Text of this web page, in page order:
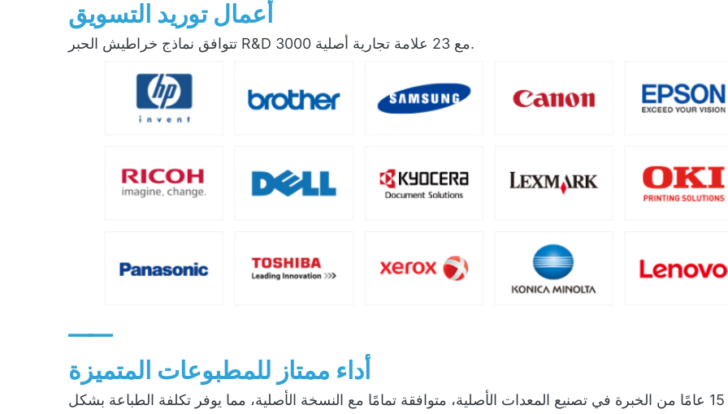
أعمال توريد التسويق
تتوافق نماذج خراطيش الحبر R&D 3000 مع 23 علامة تجارية أصلية.
——
أداء ممتاز للمطبوعات المتميزة
أكثر من 15 عامًا من الخبرة في تصنيع المعدات الأصلية، متوافقة تمامًا مع النسخة الأصلية، مما يوفر تكلفة الطباعة بشكل